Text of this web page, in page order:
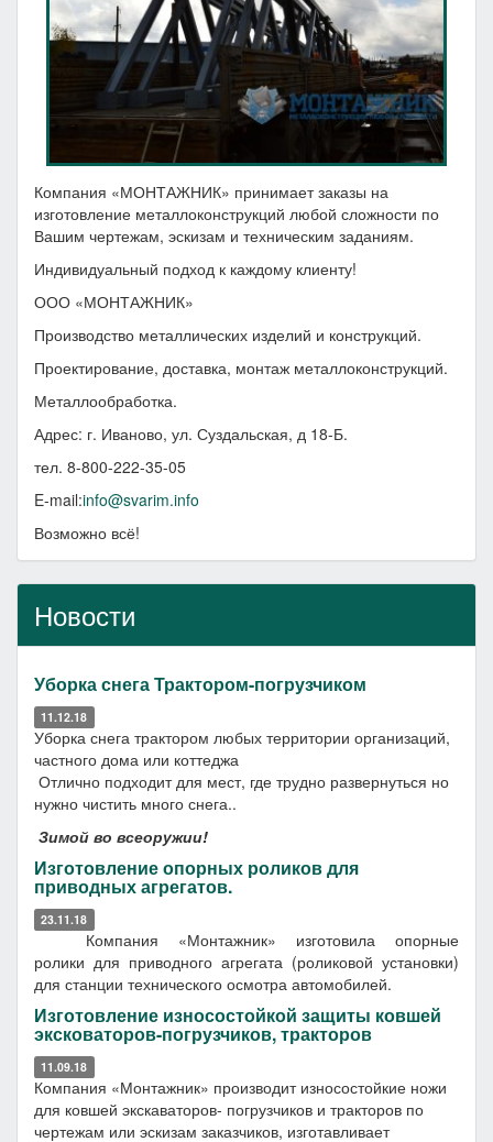
Компания «МОНТАЖНИК» принимает заказы на
изготовление металлоконструкций любой сложности по
Вашим чертежам, эскизам и техническим заданиям.
Индивидуальный подход к каждому клиенту!
ООО «МОНТАЖНИК»
Производство металлических изделий и конструкций.
Проектирование, доставка, монтаж металлоконструкций.
Металлообработка.
Адрес: г. Иваново, ул. Суздальская, д 18-Б.
тел. 8-800-222-35-05
E-mail:info@svarim.info
Возможно всё!
Новости
Уборка снега Трактором-погрузчиком
11.12.18
Уборка снега трактором любых территории организаций,
частного дома или коттеджа
Отлично подходит для мест, где трудно развернуться но
нужно чистить много снега..
Зимой во всеоружии!
Изготовление опорных роликов для
приводных агрегатов.
23.11.18
Компания «Монтажник» изготовила опорные
ролики для приводного агрегата (роликовой установки)
для станции технического осмотра автомобилей.
Изготовление износостойкой защиты ковшей
эксковаторов-погрузчиков, тракторов
11.09.18
Компания «Монтажник» производит износостойкие ножи
для ковшей экскаваторов- погрузчиков и тракторов по
чертежам или эскизам заказчиков, изготавливает